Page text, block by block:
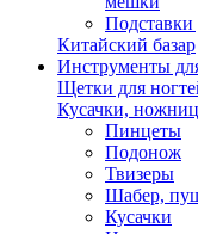
Подставки
Китайский базар
Инструменты
Щетки для
Кусачки,
Пинцеты
Подонож
Твизеры
Шабер,
Кусачки